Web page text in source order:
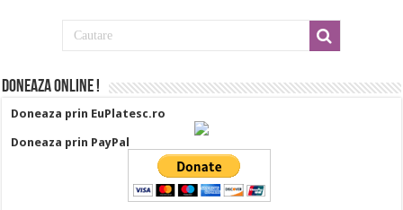
Doneaza online !
Doneaza prin EuPlatesc.ro
Doneaza prin PayPal